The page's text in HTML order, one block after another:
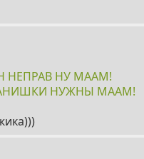
НУ МААМ!
НУЖНЫ МААМ!